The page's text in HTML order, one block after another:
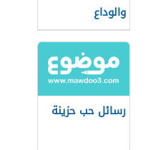
والوداع
رسائل حب حزينة